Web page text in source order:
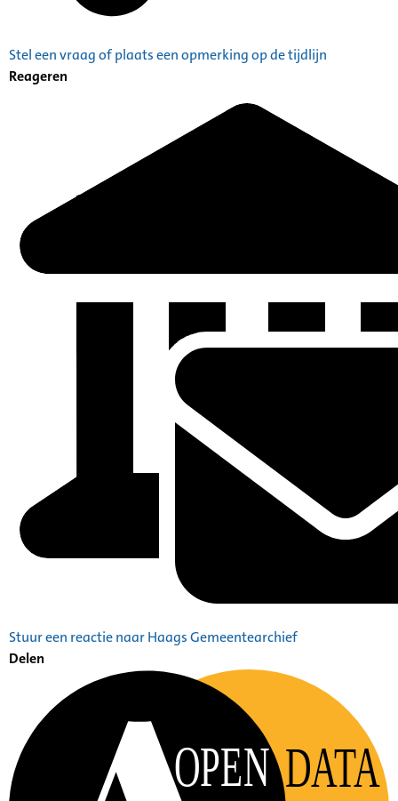
Stel een vraag of plaats een opmerking op de tijdlijn
Reageren
Stuur een reactie naar Haags Gemeentearchief
Delen
OPEN DATA